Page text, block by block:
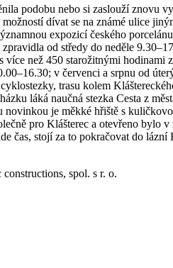
podobu nebo si zaslouží znovu
dívat se na známé ulice
expozicí českého
od středy do neděle
než 450 starožitnými
v červenci a srpnu od
trasu kolem
láká naučná stezka Cesta z
je měkké hřiště s
pro Klášterec a otevřeno bylo
čas, stojí za to pokračovat do
spol. s r. o.